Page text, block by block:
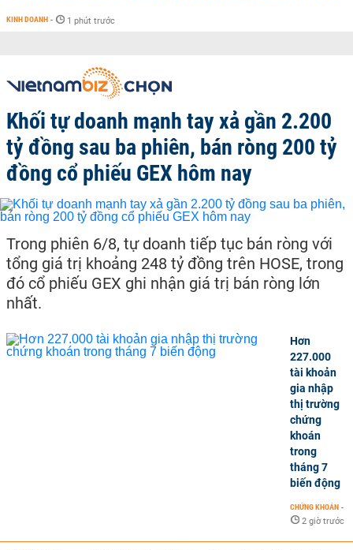
KINH DOANH - 1 phút trước
Khối tự doanh mạnh tay xả gần 2.200
tỷ đồng sau ba phiên, bán ròng 200 tỷ
đồng cổ phiếu GEX hôm nay
Trong phiên 6/8, tự doanh tiếp tục bán ròng với
tổng giá trị khoảng 248 tỷ đồng trên HOSE, trong
đó cổ phiếu GEX ghi nhận giá trị bán ròng lớn
nhất.
Hơn
227.000
tài khoản
gia nhập
thị trường
chứng
khoán
trong
tháng 7
biến động
CHỨNG KHOÁN -
2 giờ trước